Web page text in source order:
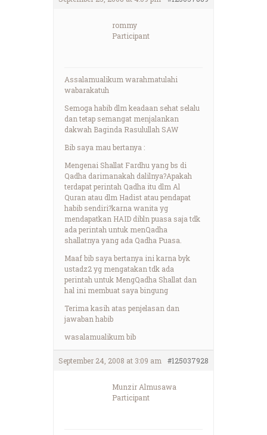
rommy
Participant
Assalamualikum warahmatulahi
wabarakatuh
Semoga habib dlm keadaan sehat selalu
dan tetap semangat menjalankan
dakwah Baginda Rasulullah SAW
Bib saya mau bertanya :
Mengenai Shallat Fardhu yang bs di
Qadha darimanakah dalilnya?Apakah
terdapat perintah Qadha itu dlm Al
Quran atau dlm Hadist atau pendapat
habib sendiri?karna wanita yg
mendapatkan HAID dibln puasa saja tdk
ada perintah untuk menQadha
shallatnya yang ada Qadha Puasa.
Maaf bib saya bertanya ini karna byk
ustadz2 yg mengatakan tdk ada
perintah untuk MengQadha Shallat dan
hal ini membuat saya bingung
Terima kasih atas penjelasan dan
jawaban habib
wasalamualikum bib
September 24, 2008 at 3:09 am #125037928
Munzir Almusawa
Participant